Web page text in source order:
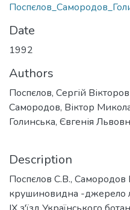
Date
1992
Authors
Поспєлов, Сергій
Самородов, Віктор
Голинська, Євгенія
Description
Поспєлов С.В., Самородов
крушиновидна -джерело